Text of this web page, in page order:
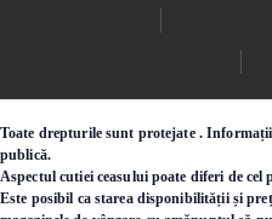
Toate drepturile sunt protejate .
publică.
Aspectul cutiei ceasului poate diferi de cel
Este posibil ca starea disponibilității și